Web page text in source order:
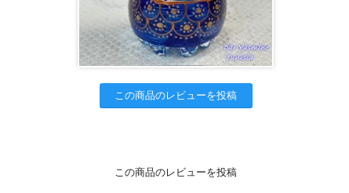
この商品のレビューを投稿
この商品のレビューを投稿